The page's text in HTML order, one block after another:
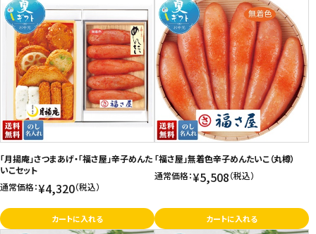
「月揚庵」さつまあげ・「福さ屋」辛子めんた
いこセット
通常価格：¥4,320（税込）
カートに入れる
「福さ屋」無着色辛子めんたいこ（丸樽）
通常価格：¥5,508（税込）
カートに入れる